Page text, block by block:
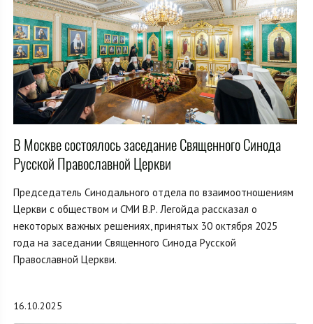
В Москве состоялось заседание Священного Синода
Русской Православной Церкви
Председатель Синодального отдела по взаимоотношениям
Церкви с обществом и СМИ В.Р. Легойда рассказал о
некоторых важных решениях, принятых 30 октября 2025
года на заседании Священного Синода Русской
Православной Церкви.
16.10.2025